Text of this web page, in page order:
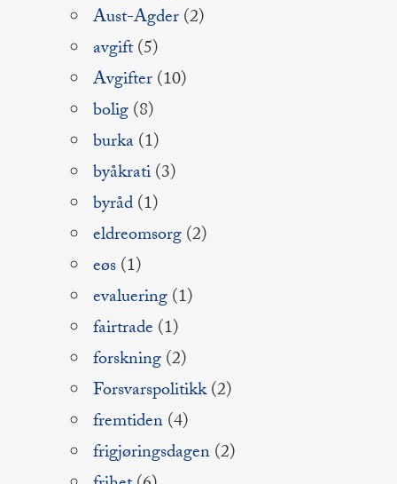
Aust-Agder(2)
avgift(5)
Avgifter(10)
bolig(8)
burka(1)
byåkrati(3)
byråd(1)
eldreomsorg(2)
eøs(1)
evaluering(1)
fairtrade (1)
forskning(2)
Forsvarspolitikk(2)
fremtiden(4)
frigjøringsdagen(2)